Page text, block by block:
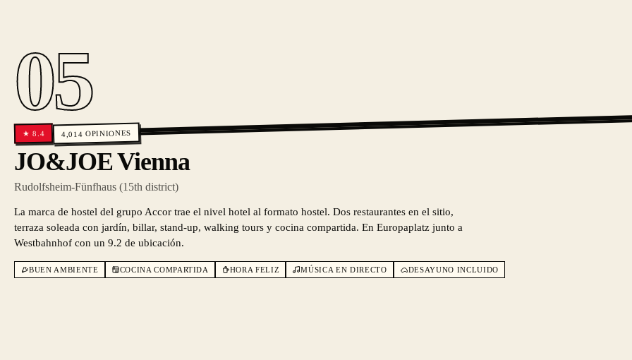
05
★8.4 4,014 OPINIONES
JO&JOE Vienna
Rudolfsheim-Fünfhaus (15th district)
La marca de hostel del grupo Accor trae el nivel hotel al formato hostel. Dos restaurantes en el sitio,
terraza soleada con jardín, billar, stand-up, walking tours y cocina compartida. En Europaplatz junto a
Westbahnhof con un 9.2 de ubicación.
BUEN AMBIENTE COCINA COMPARTIDA HORA FELIZ MÚSICA EN DIRECTO
DESAYUNO INCLUIDO